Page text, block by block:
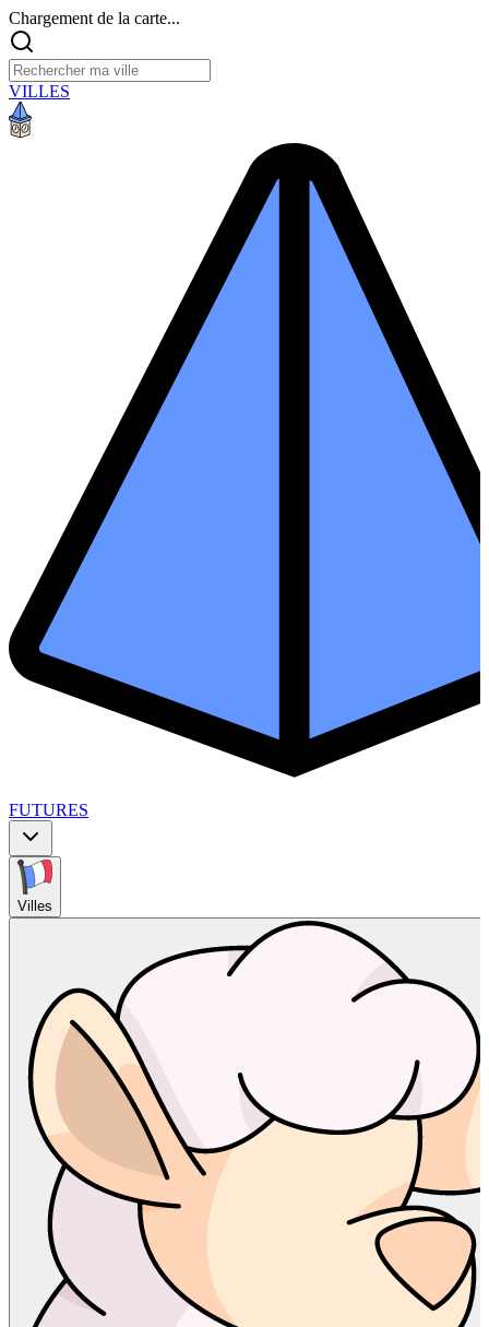
Chargement de la carte...
VILLES
FUTURES
Villes